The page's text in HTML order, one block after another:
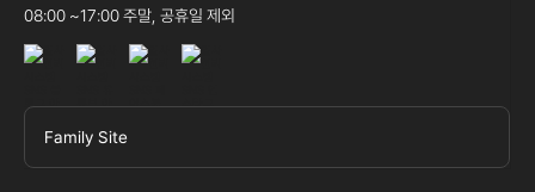
08:00 ~17:00 주말, 공휴일 제외
Family Site